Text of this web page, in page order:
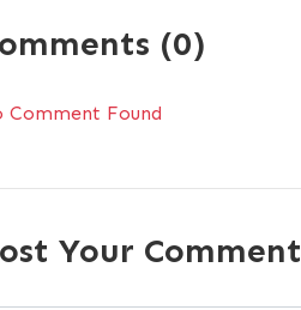
(0)
Comment Found
Your Comment